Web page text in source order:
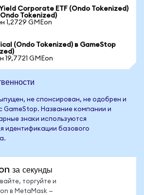
Corporate ETF (Ondo Tokenized)
Tokenized)
1,2729 GMEon
(Ondo Tokenized) в GameStop
19,7721 GMEon
не спонсирован, не одобрен и
Название компании и
знаки используются
идентификации базового
за секунды
торгуйте и
в MetaMask —